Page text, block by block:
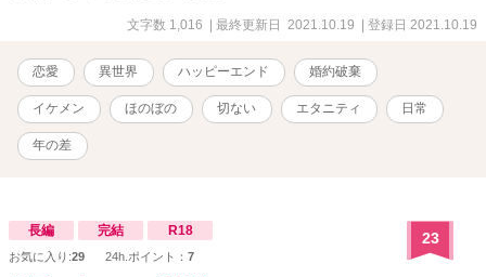
文字数 1,016 | 最終更新日 2021.10.19 | 登録日 2021.10.19
恋愛 異世界 ハッピーエンド 婚約破棄
イケメン ほのぼの 切ない エタニティ 日常
年の差
長編 完結 R18
お気に入り:29 24h.ポイント： 7
23